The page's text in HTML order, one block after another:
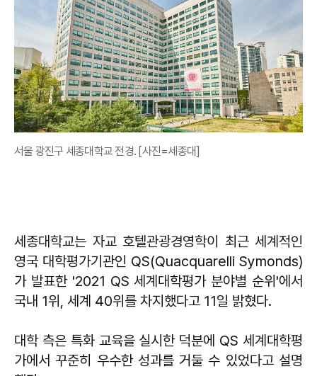
서울 광진구 세종대학교 전경. [사진=세종대]
세종대학교는 자교 호텔관광경영학이 최근 세계적인
영국 대학평가기관인 QS(Quacquarelli Symonds)
가 발표한 '2021 QS 세계대학평가 분야별 순위'에서
국내 1위, 세계 40위를 차지했다고 11일 밝혔다.
대학 측은 특화 교육을 실시한 덕분에 QS 세계대학평
가에서 꾸준히 우수한 성과를 거둘 수 있었다고 설명